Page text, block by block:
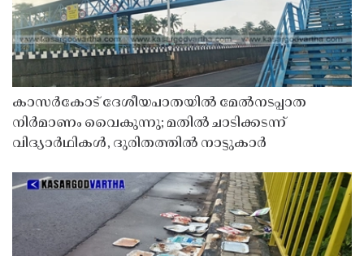
കാസർകോട് ദേശീയപാതയിൽ മേൽനടപ്പാത
നിർമാണം വൈകുന്നു; മതിൽ ചാടിക്കടന്ന്
വിദ്യാർഥികൾ, ദുരിതത്തിൽ നാട്ടുകാർ